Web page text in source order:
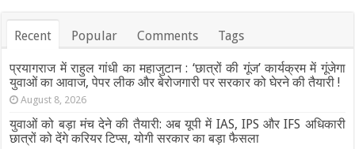
Recent Popular Comments Tags
प्रयागराज में राहुल गांधी का महाजुटान : ‘छात्रों की गूंज’ कार्यक्रम में गूंजेगा
युवाओं का आवाज, पेपर लीक और बेरोजगारी पर सरकार को घेरने की तैयारी !
August 8, 2026
युवाओं को बड़ा मंच देने की तैयारी: अब यूपी में IAS, IPS और IFS अधिकारी
छात्रों को देंगे करियर टिप्स, योगी सरकार का बड़ा फैसला